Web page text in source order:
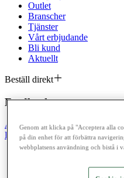
Outlet
Branscher
Tjänster
Vårt erbjudande
Bli kund
Aktuellt
Beställ direkt
Feedback
Ahlsell Produkter El
Reservdelar till spisfläktar
Genom att klicka på "Acceptera alla
på din enhet för att förbättra
webbplatsens användning och bistå i